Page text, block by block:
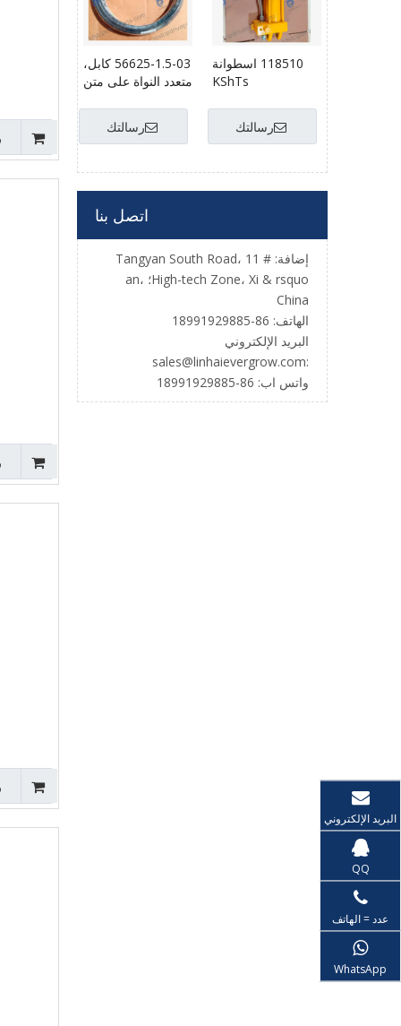
118510 اسطوانة
KShTs
رسالتك
56625-1.5-03 كابل،
متعدد النواة على متن
رسالتك
اتصل بنا
إضافة: # 11 Tangyan South Road،
High-tech Zone، Xi & rsquo؛ an،
China
الهاتف: 86-18991929885
البريد الإلكتروني
:
sales@linhaievergrow.com
واتس اب: 86-18991929885
البريد الإلكتروني
QQ
عدد = الهاتف
WhatsApp